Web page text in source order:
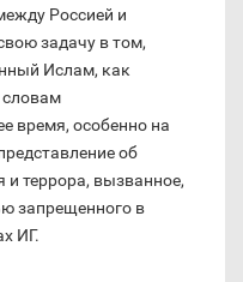
Россией и
задачу в том,
Ислам, как
время, особенно на
об
и террора, вызванное,
запрещенного в
ИГ.